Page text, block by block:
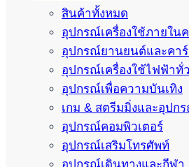
สินค้าทั้งหมด
อุปกรณ์เครื่องใช้ภายใน
อุปกรณ์ยานยนต์และคา
อุปกรณ์เครื่องใช้ไฟฟ้าทั่
อุปกรณ์เพื่อความบันเทิง
เกม & สตรีมมิ่งและอุปก
อุปกรณ์คอมพิวเตอร์
อุปกรณ์เสริมโทรศัพท์